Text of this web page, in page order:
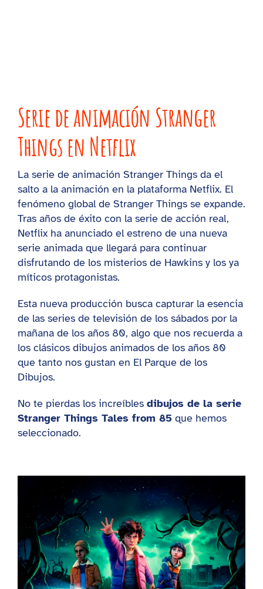
Blog
STORE
Serie de animación Stranger
Things en Netflix
La serie de animación Stranger Things da el
salto a la animación en la plataforma Netflix. El
fenómeno global de Stranger Things se expande.
Tras años de éxito con la serie de acción real,
Netflix ha anunciado el estreno de una nueva
serie animada que llegará para continuar
disfrutando de los misterios de Hawkins y los ya
míticos protagonistas.
Esta nueva producción busca capturar la esencia
de las series de televisión de los sábados por la
mañana de los años 80, algo que nos recuerda a
los clásicos dibujos animados de los años 80
que tanto nos gustan en El Parque de los
Dibujos.
No te pierdas los increíbles dibujos de la serie
Stranger Things Tales from 85que hemos
seleccionado.